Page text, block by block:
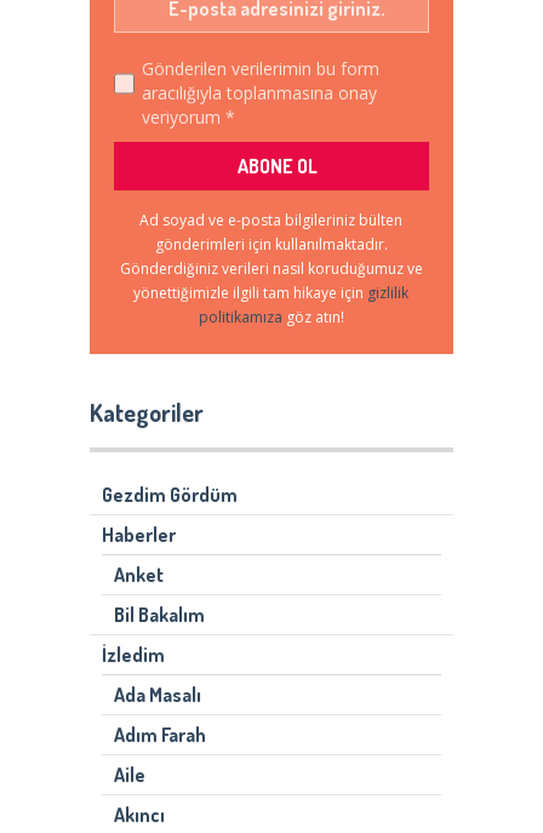
Gönderilen verilerimin bu form
aracılığıyla toplanmasına onay
veriyorum *
Ad soyad ve e-posta bilgileriniz bülten
gönderimleri için kullanılmaktadır.
Gönderdiğiniz verileri nasıl koruduğumuz ve
yönettiğimizle ilgili tam hikaye için gizlilik
politikamıza göz atın!
Kategoriler
Gezdim Gördüm
Haberler
Anket
Bil Bakalım
İzledim
Ada Masalı
Adım Farah
Aile
Akıncı